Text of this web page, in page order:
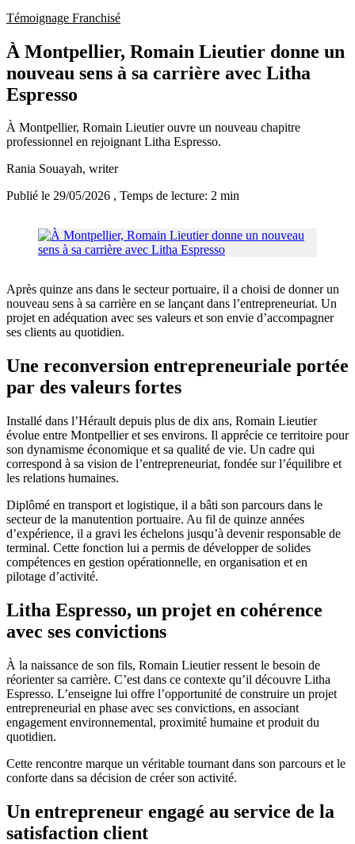
Témoignage Franchisé
À Montpellier, Romain Lieutier donne un
nouveau sens à sa carrière avec Litha
Espresso
À Montpellier, Romain Lieutier ouvre un nouveau chapitre
professionnel en rejoignant Litha Espresso.
Rania Souayah, writer
Publié le 29/05/2026 , Temps de lecture: 2 min
Après quinze ans dans le secteur portuaire, il a choisi de donner un
nouveau sens à sa carrière en se lançant dans l’entrepreneuriat. Un
projet en adéquation avec ses valeurs et son envie d’accompagner
ses clients au quotidien.
Une reconversion entrepreneuriale portée
par des valeurs fortes
Installé dans l’Hérault depuis plus de dix ans, Romain Lieutier
évolue entre Montpellier et ses environs. Il apprécie ce territoire pour
son dynamisme économique et sa qualité de vie. Un cadre qui
correspond à sa vision de l’entrepreneuriat, fondée sur l’équilibre et
les relations humaines.
Diplômé en transport et logistique, il a bâti son parcours dans le
secteur de la manutention portuaire. Au fil de quinze années
d’expérience, il a gravi les échelons jusqu’à devenir responsable de
terminal. Cette fonction lui a permis de développer de solides
compétences en gestion opérationnelle, en organisation et en
pilotage d’activité.
Litha Espresso, un projet en cohérence
avec ses convictions
À la naissance de son fils, Romain Lieutier ressent le besoin de
réorienter sa carrière. C’est dans ce contexte qu’il découvre Litha
Espresso. L’enseigne lui offre l’opportunité de construire un projet
entrepreneurial en phase avec ses convictions, en associant
engagement environnemental, proximité humaine et produit du
quotidien.
Cette rencontre marque un véritable tournant dans son parcours et le
conforte dans sa décision de créer son activité.
Un entrepreneur engagé au service de la
satisfaction client